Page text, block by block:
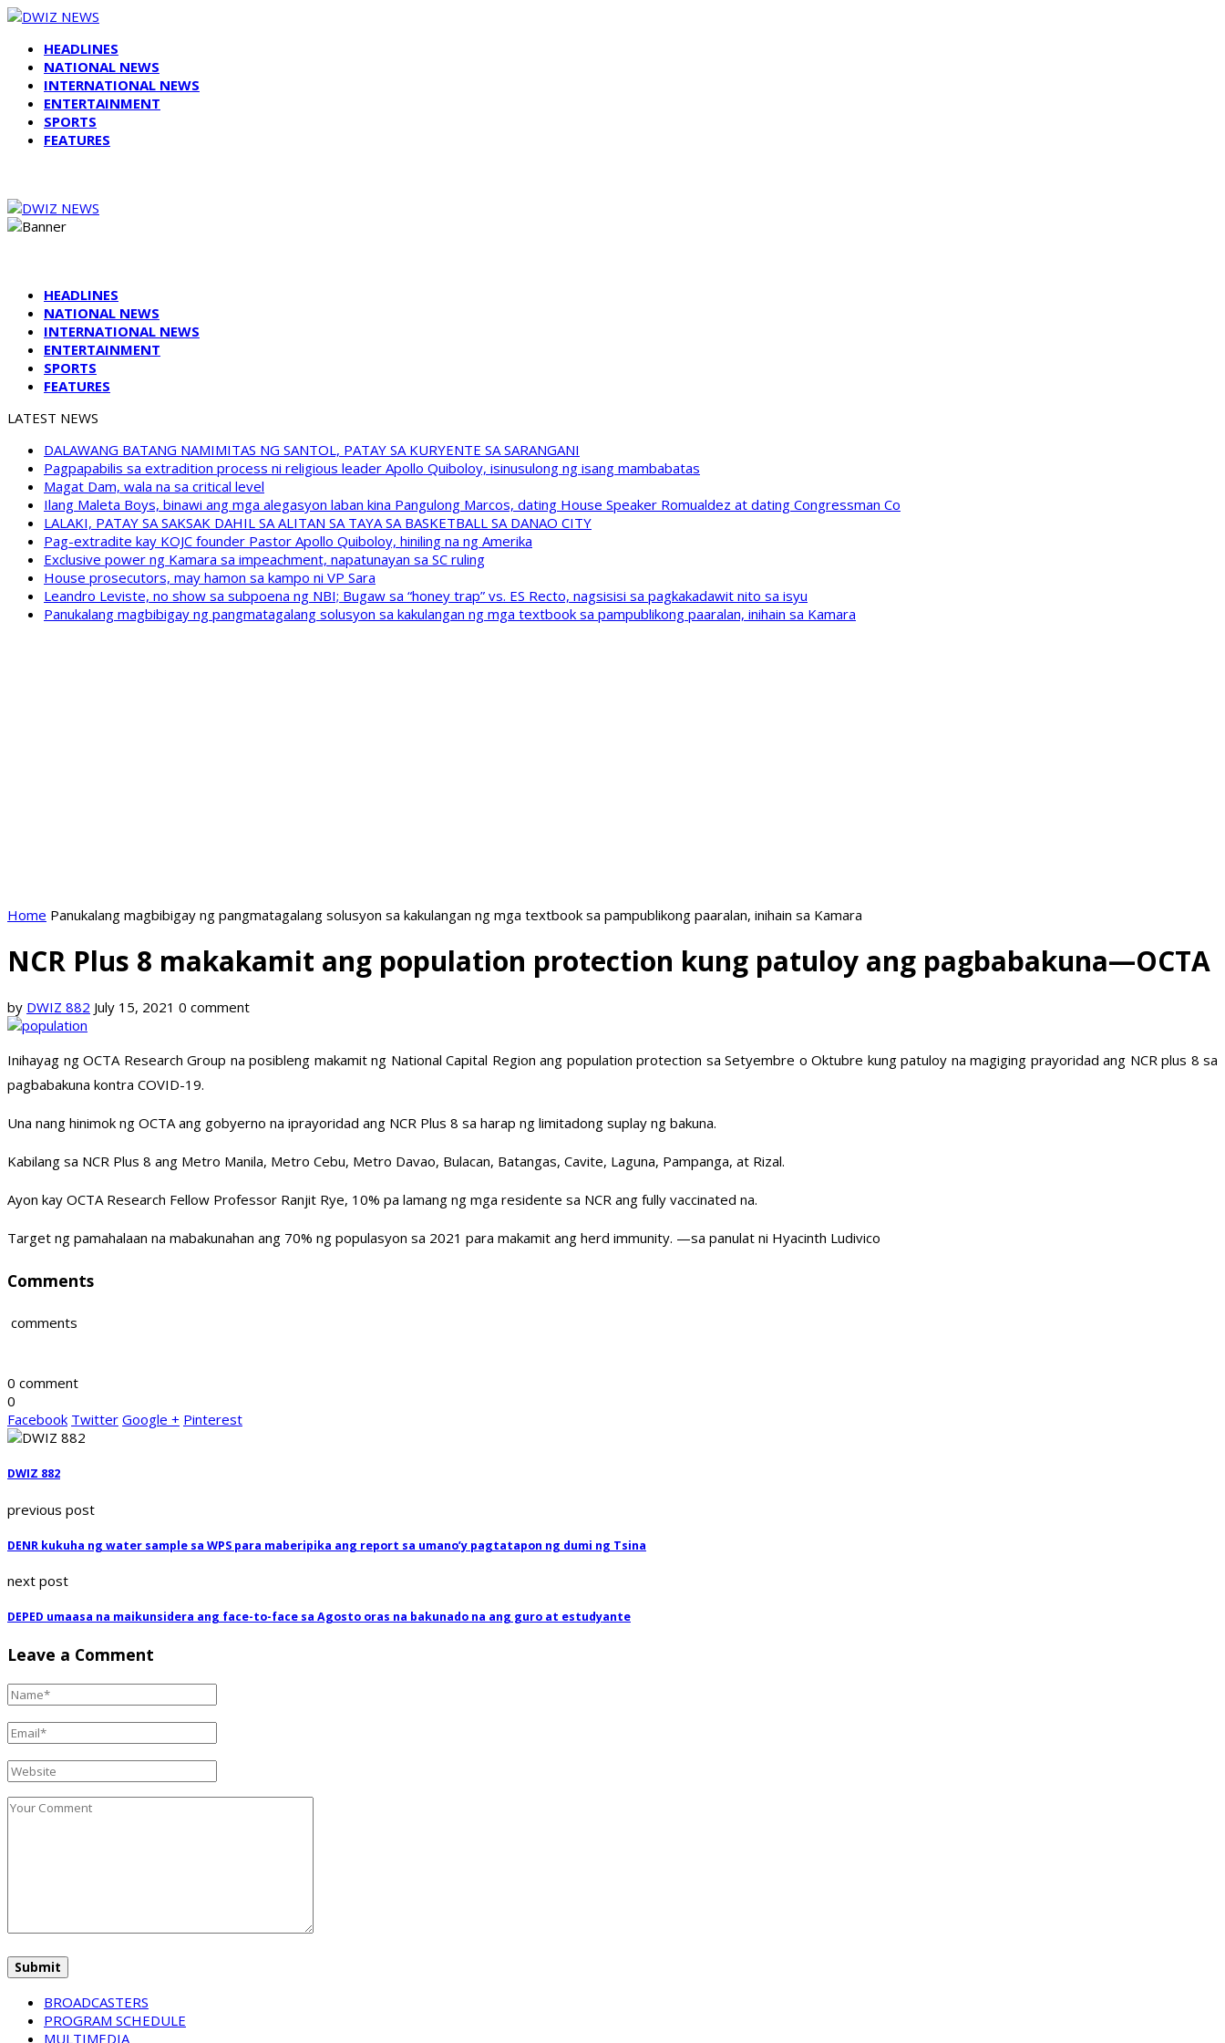
HEADLINES
NATIONAL NEWS
INTERNATIONAL NEWS
ENTERTAINMENT
SPORTS
FEATURES
HEADLINES
NATIONAL NEWS
INTERNATIONAL NEWS
ENTERTAINMENT
SPORTS
FEATURES
LATEST NEWS
DALAWANG BATANG NAMIMITAS NG SANTOL, PATAY SA KURYENTE SA SARANGANI
Pagpapabilis sa extradition process ni religious leader Apollo Quiboloy, isinusulong ng isang mambabatas
Magat Dam, wala na sa critical level
Ilang Maleta Boys, binawi ang mga alegasyon laban kina Pangulong Marcos, dating House Speaker Romualdez at dating Congressman Co
LALAKI, PATAY SA SAKSAK DAHIL SA ALITAN SA TAYA SA BASKETBALL SA DANAO CITY
Pag-extradite kay KOJC founder Pastor Apollo Quiboloy, hiniling na ng Amerika
Exclusive power ng Kamara sa impeachment, napatunayan sa SC ruling
House prosecutors, may hamon sa kampo ni VP Sara
Leandro Leviste, no show sa subpoena ng NBI; Bugaw sa “honey trap” vs. ES Recto, nagsisisi sa pagkakadawit nito sa isyu
Panukalang magbibigay ng pangmatagalang solusyon sa kakulangan ng mga textbook sa pampublikong paaralan, inihain sa Kamara
Home Panukalang magbibigay ng pangmatagalang solusyon sa kakulangan ng mga textbook sa pampublikong paaralan, inihain sa Kamara
NCR Plus 8 makakamit ang population protection kung patuloy ang pagbabakuna—OCTA
by DWIZ 882 July 15, 2021 0 comment
Inihayag ng OCTA Research Group na posibleng makamit ng National Capital Region ang population protection sa Setyembre o Oktubre kung patuloy na magiging prayoridad ang NCR plus 8 sa
pagbabakuna kontra COVID-19.
Una nang hinimok ng OCTA ang gobyerno na iprayoridad ang NCR Plus 8 sa harap ng limitadong suplay ng bakuna.
Kabilang sa NCR Plus 8 ang Metro Manila, Metro Cebu, Metro Davao, Bulacan, Batangas, Cavite, Laguna, Pampanga, at Rizal.
Ayon kay OCTA Research Fellow Professor Ranjit Rye, 10% pa lamang ng mga residente sa NCR ang fully vaccinated na.
Target ng pamahalaan na mabakunahan ang 70% ng populasyon sa 2021 para makamit ang herd immunity. —sa panulat ni Hyacinth Ludivico
Comments
comments
0 comment
0
Facebook Twitter Google + Pinterest
DWIZ 882
previous post
DENR kukuha ng water sample sa WPS para maberipika ang report sa umano’y pagtatapon ng dumi ng Tsina
next post
DEPED umaasa na maikunsidera ang face-to-face sa Agosto oras na bakunado na ang guro at estudyante
Leave a Comment
BROADCASTERS
PROGRAM SCHEDULE
MULTIMEDIA